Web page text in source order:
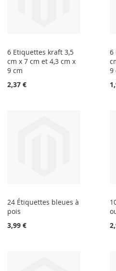
6 Etiquettes kraft 3,5
cm x 7 cm et 4,3 cm x
9 cm
2,37 €
6
9
24 Étiquettes bleues à
pois
3,99 €